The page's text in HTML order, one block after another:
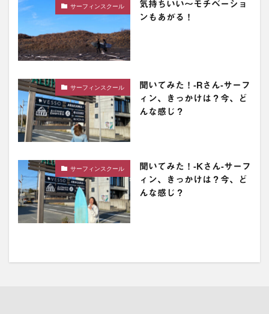
サーフィンスクール
気持ちいい〜モチベーショ
ンもあがる！
サーフィンスクール
聞いてみた！-Rさん-サーフ
ィン、きっかけは？今、ど
んな感じ？
サーフィンスクール
聞いてみた！-Kさん-サーフ
ィン、きっかけは？今、ど
んな感じ？